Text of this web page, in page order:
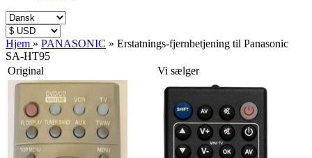
Hjem » PANASONIC » Erstatnings-fjernbetjening til Panasonic
SA-HT95
Original
Vi sælger